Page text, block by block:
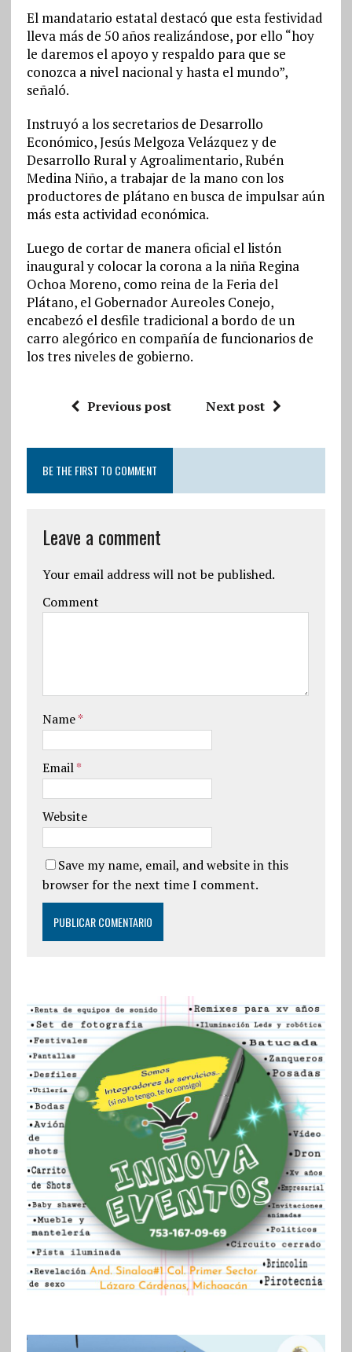
El mandatario estatal destacó que esta festividad
lleva más de 50 años realizándose, por ello “hoy
le daremos el apoyo y respaldo para que se
conozca a nivel nacional y hasta el mundo”,
señaló.
Instruyó a los secretarios de Desarrollo
Económico, Jesús Melgoza Velázquez y de
Desarrollo Rural y Agroalimentario, Rubén
Medina Niño, a trabajar de la mano con los
productores de plátano en busca de impulsar aún
más esta actividad económica.
Luego de cortar de manera oficial el listón
inaugural y colocar la corona a la niña Regina
Ochoa Moreno, como reina de la Feria del
Plátano, el Gobernador Aureoles Conejo,
encabezó el desfile tradicional a bordo de un
carro alegórico en compañía de funcionarios de
los tres niveles de gobierno.
Previous post Next post
BE THE FIRST TO COMMENT
Leave a comment
Your email address will not be published.
Comment
Name*
Email*
Website
Save my name, email, and website in this
browser for the next time I comment.